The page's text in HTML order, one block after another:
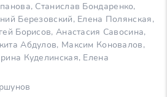
Станислав Бондаренко,
Березовский, Елена Полянская,
Борисов, Анастасия Савосина,
Абдулов, Максим Коновалов,
Куделинская, Елена